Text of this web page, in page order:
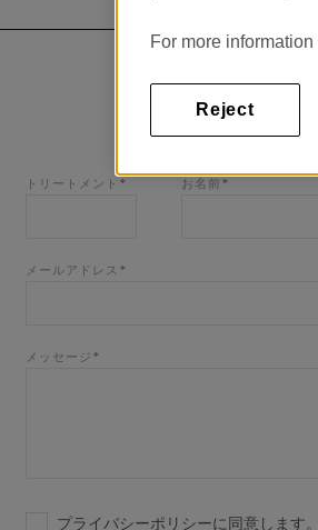
トリートメント* お名前*
メールアドレス*
メッセージ*
プライバシーポリシーに同意します。
For more
Reject